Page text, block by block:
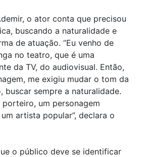
o ator conta que precisou
buscando a naturalidade e
de atuação. “Eu venho de
no teatro, que é uma
da TV, do audiovisual. Então,
me exigiu mudar o tom da
buscar sempre a naturalidade.
porteiro, um personagem
artista popular”, declara o
o público deve se identificar